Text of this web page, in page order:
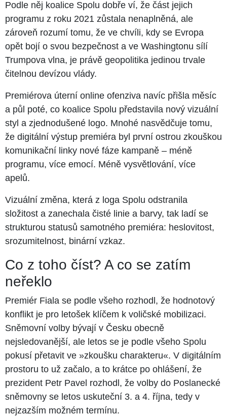
Podle něj koalice Spolu dobře ví, že část jejich
programu z roku 2021 zůstala nenaplněná, ale
zároveň rozumí tomu, že ve chvíli, kdy se Evropa
opět bojí o svou bezpečnost a ve Washingtonu sílí
Trumpova vlna, je právě geopolitika jedinou trvale
čitelnou devízou vlády.
Premiérova úterní online ofenziva navíc přišla měsíc
a půl poté, co koalice Spolu představila nový vizuální
styl a zjednodušené logo. Mnohé nasvědčuje tomu,
že digitální výstup premiéra byl první ostrou zkouškou
komunikační linky nové fáze kampaně –⁠⁠⁠⁠⁠⁠ méně
programu, více emocí. Méně vysvětlování, více
apelů.
Vizuální změna, která z loga Spolu odstranila
složitost a zanechala čisté linie a barvy, tak ladí se
strukturou statusů samotného premiéra: heslovitost,
srozumitelnost, binární vzkaz.
Co z toho číst? A co se zatím
neřeklo
Premiér Fiala se podle všeho rozhodl, že hodnotový
konflikt je pro letošek klíčem k voličské mobilizaci.
Sněmovní volby bývají v Česku obecně
nejsledovanější, ale letos se je podle všeho Spolu
pokusí přetavit ve »zkoušku charakteru«. V digitálním
prostoru to už začalo, a to krátce po ohlášení, že
prezident Petr Pavel rozhodl, že volby do Poslanecké
sněmovny se letos uskuteční 3. a 4. října, tedy v
nejzazším možném termínu.